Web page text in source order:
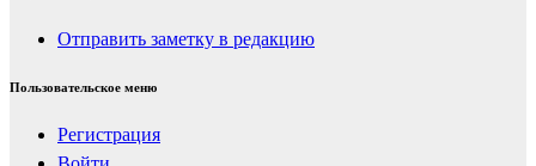
Отправить заметку в редакцию
Пользовательское меню
Регистрация